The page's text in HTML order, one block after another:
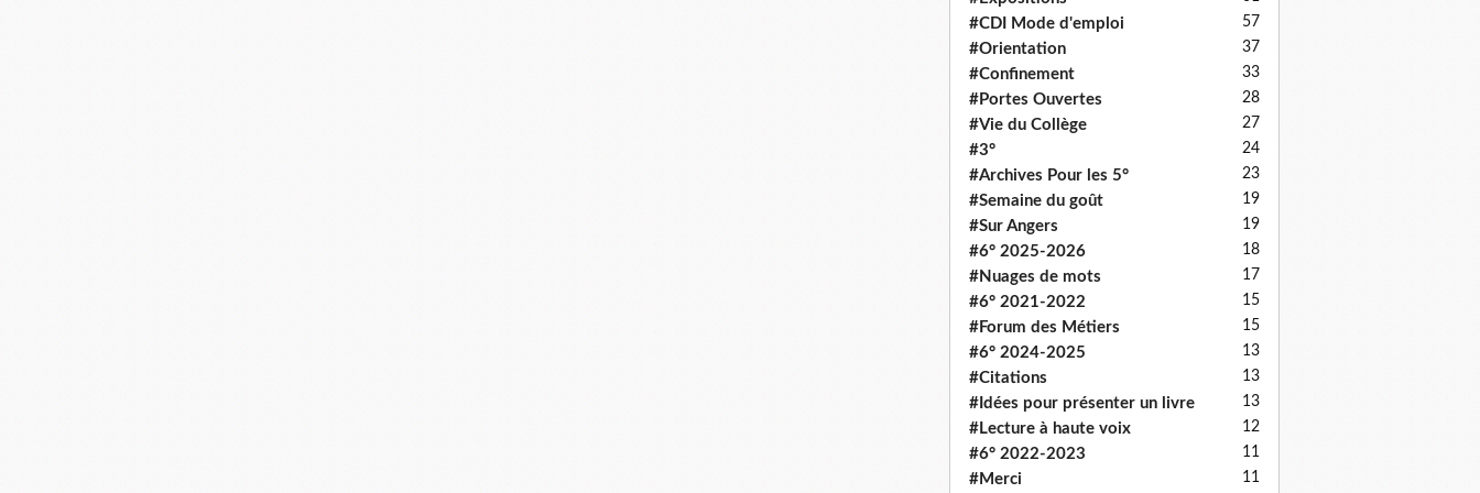
#CDI Mode d'emploi 57
#Orientation 37
#Confinement 33
#Portes Ouvertes 28
#Vie du Collège 27
#3° 24
#Archives Pour les 5° 23
#Semaine du goût 19
#Sur Angers 19
#6° 2025-2026 18
#Nuages de mots 17
#6° 2021-2022 15
#Forum des Métiers 15
#6° 2024-2025 13
#Citations 13
#Idées pour présenter un livre 13
#Lecture à haute voix 12
#6° 2022-2023 11
#Merci 11